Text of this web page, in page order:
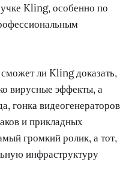
Kling, особенно по
ли Kling доказать,
вирусные эффекты, а
гонка видеогенераторов
и прикладных
громкий ролик, а тот,
инфраструктуру